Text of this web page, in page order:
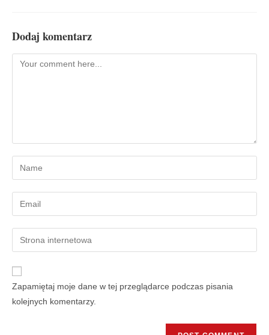
Dodaj komentarz
Zapamiętaj moje dane w tej przeglądarce podczas pisania
kolejnych komentarzy.